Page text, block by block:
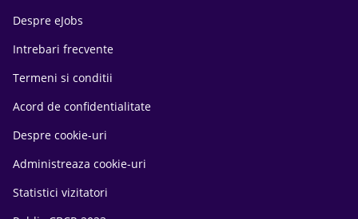
Despre eJobs
Intrebari frecvente
Termeni si conditii
Acord de confidentialitate
Despre cookie-uri
Administreaza cookie-uri
Statistici vizitatori